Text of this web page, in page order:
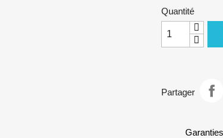
Quantité
Partager